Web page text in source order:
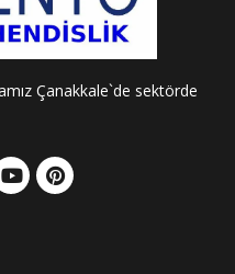
Çanakkale`de sektörde